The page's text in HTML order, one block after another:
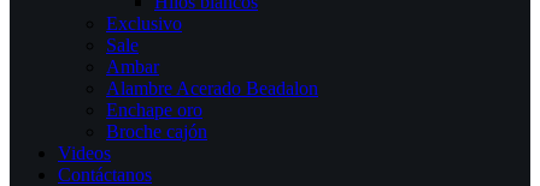
Exclusivo
Sale
Ambar
Alambre Acerado Beadalon
Enchape oro
Broche cajón
Videos
Contáctanos